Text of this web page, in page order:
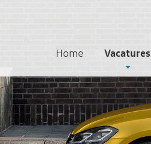
Home Vacatures